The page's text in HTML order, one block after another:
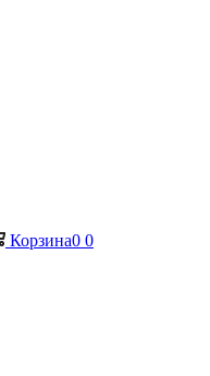
Корзина0 0